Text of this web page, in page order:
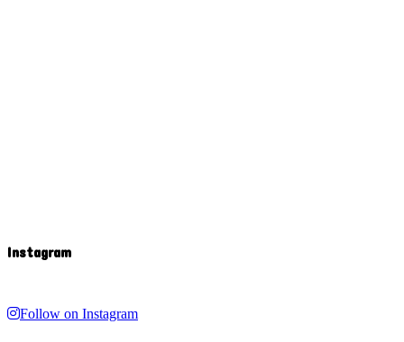
Instagram
Follow on Instagram